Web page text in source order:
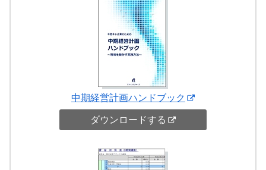
中期経営計画ハンドブック
ダウンロードする